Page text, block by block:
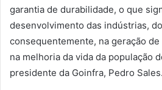
garantia de durabilidade, o que
desenvolvimento das indústrias,
consequentemente, na geração
na melhoria da vida da população
presidente da Goinfra, Pedro Sales.